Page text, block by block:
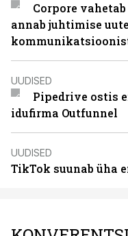
Corpore
annab juhtimise
UUDISED
Pipedrive ostis
idufirma Outfunnel
UUDISED
TikTok suunab üha